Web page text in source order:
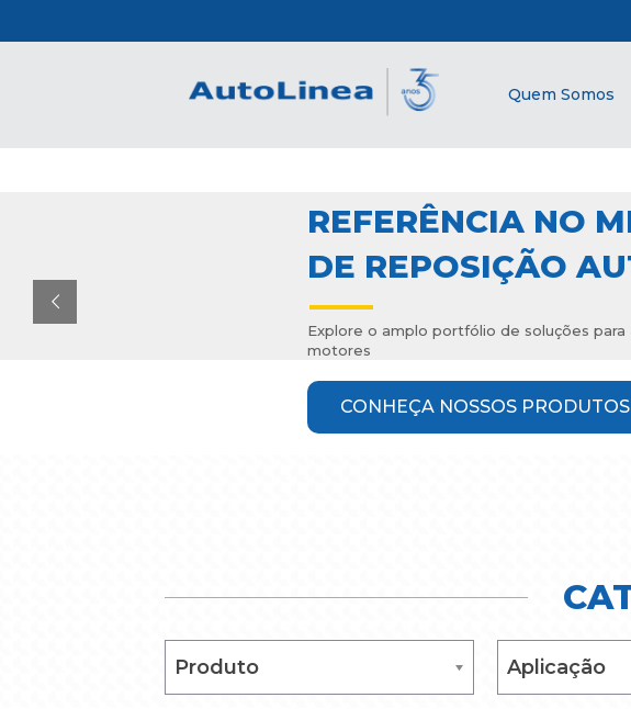
Quem Somos
REFERÊNCIA NO
DE REPOSIÇÃO
Explore o amplo portfólio de soluções para
motores
CONHEÇA NOSSOS PRODUTOS
Produto
Produto
Aplicação
Aplicação